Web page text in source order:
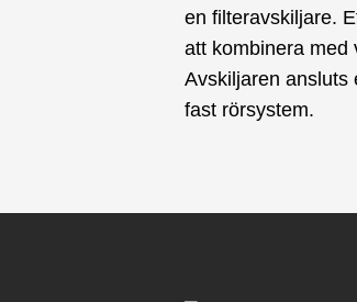
en filteravskiljare.
att kombinera med
Avskiljaren ansluts
fast rörsystem.